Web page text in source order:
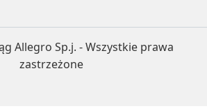
Allegro Sp.j. - Wszystkie prawa
zastrzeżone